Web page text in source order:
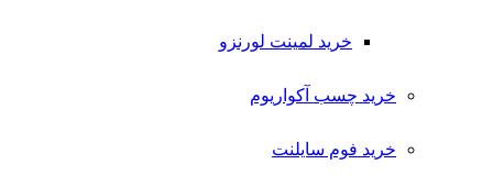
خرید لمینت لورنزو
خرید چسب آکواریوم
خرید فوم سایلنت